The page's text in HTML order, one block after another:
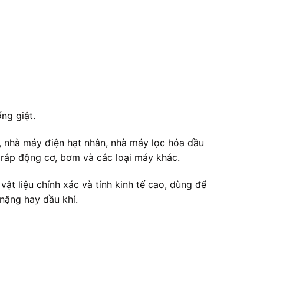
giật.
máy điện hạt nhân, nhà máy lọc hóa dầu
động cơ, bơm và các loại máy khác.
liệu chính xác và tính kinh tế cao, dùng để
hay dầu khí.